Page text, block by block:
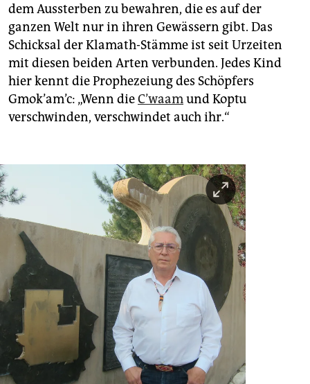
dem Aussterben zu bewahren, die es auf der
ganzen Welt nur in ihren Gewässern gibt. Das
Schicksal der Klamath-Stämme ist seit Urzeiten
mit diesen beiden Arten verbunden. Jedes Kind
hier kennt die Prophezeiung des Schöpfers
Gmok’am’c: „Wenn dieC’waamund Koptu
verschwinden, verschwindet auch ihr.“